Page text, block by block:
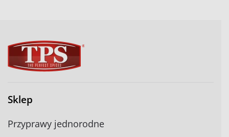
Sklep
Przyprawy jednorodne